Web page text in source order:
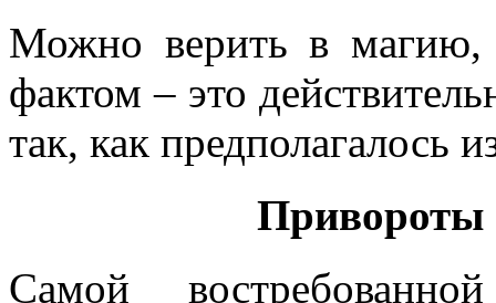
Можно верить в магию,
фактом – это
так, как предполагалось
Привороты
Самой